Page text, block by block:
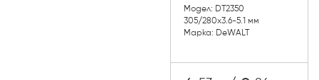
Модел: DT2350
305/280x3.6-5.1 мм
Марка: DeWALT